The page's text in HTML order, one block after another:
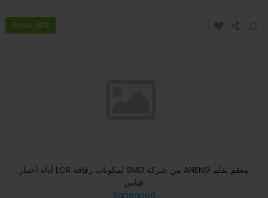
Save 18%
أداة اختبار LCR لمكونات رقاقة SMD من شركة ANENG معقم بقلم
قياس
Banggood